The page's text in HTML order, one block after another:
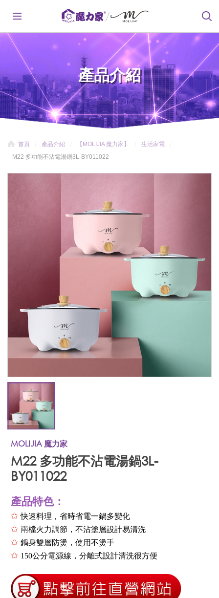
產品介紹
首頁 產品介紹 【MOLIJIA 魔力家】
生活家電
M22 多功能不沾電湯鍋3L-BY011022
MOLIJIA 魔力家
M22 多功能不沾電湯鍋3L-
BY011022
產品特色：
✩快速料理，省時省電一鍋多變化
✩ 兩檔火力調節，不沾塗層設計易清洗
✩鍋身雙層防燙，使用不燙手
✩ 150公分電源線，分離式設計清洗很方便